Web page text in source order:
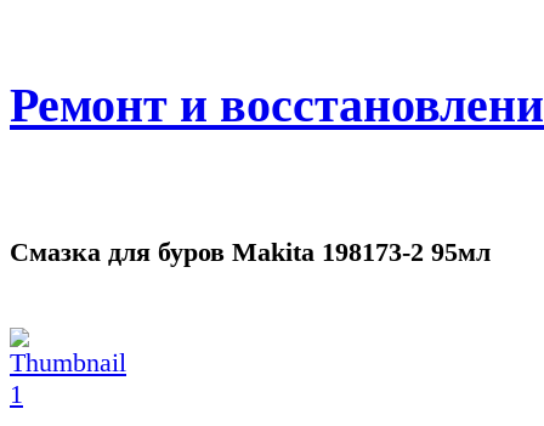
Ремонт и
Смазка для буров Makita 198173-2 95мл